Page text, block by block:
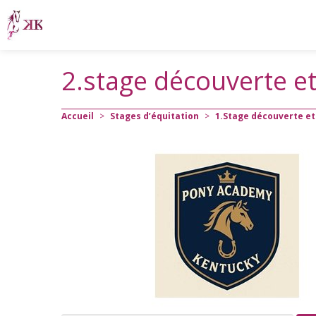
2.stage découverte
Accueil > Stages d’équitation > 1.Stage découverte